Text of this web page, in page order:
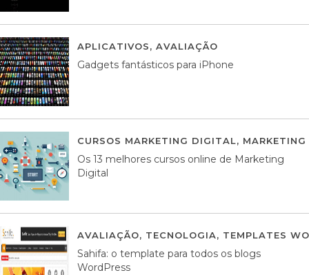
APLICATIVOS, AVALIAÇÃO
Gadgets fantásticos para iPhone
CURSOS MARKETING DIGITAL,
Os 13 melhores cursos online de Marketing
Digital
AVALIAÇÃO, TECNOLOGIA, TEMPLATES
Sahifa: o template para todos os blogs
WordPress